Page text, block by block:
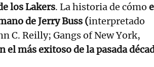
los Lakers. La historia de cómo
de Jerry Buss (interpretado
C. Reilly; Gangs of New York,
el más exitoso de la pasada